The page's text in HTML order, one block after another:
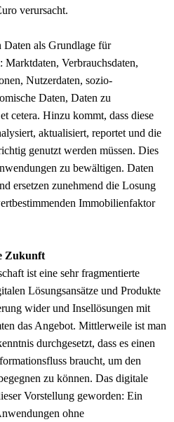
verursacht.
Daten als Grundlage für
Marktdaten, Verbrauchsdaten,
Nutzerdaten, sozio-
Daten, Daten zu
cetera. Hinzu kommt, dass diese
aktualisiert, reportet und die
genutzt werden müssen. Dies
zu bewältigen. Daten
ersetzen zunehmend die Losung
Immobilienfaktor
Zukunft
ist eine sehr fragmentierte
Lösungsansätze und Produkte
wider und Insellösungen mit
das Angebot. Mittlerweile ist man
durchgesetzt, dass es einen
braucht, um den
zu können. Das digitale
Vorstellung geworden: Ein
ohne